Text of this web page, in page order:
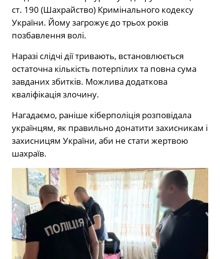
ст. 190 (Шахрайство) Кримінального кодексу
України. Йому загрожує до трьох років
позбавлення волі.
Наразі слідчі дії тривають, встановлюється
остаточна кількість потерпілих та повна сума
завданих збитків. Можлива додаткова
кваліфікація злочину.
Нагадаємо, раніше кіберполіція розповідала
українцям, як правильно донатити захисникам і
захисницям України, аби не стати жертвою
шахраїв.